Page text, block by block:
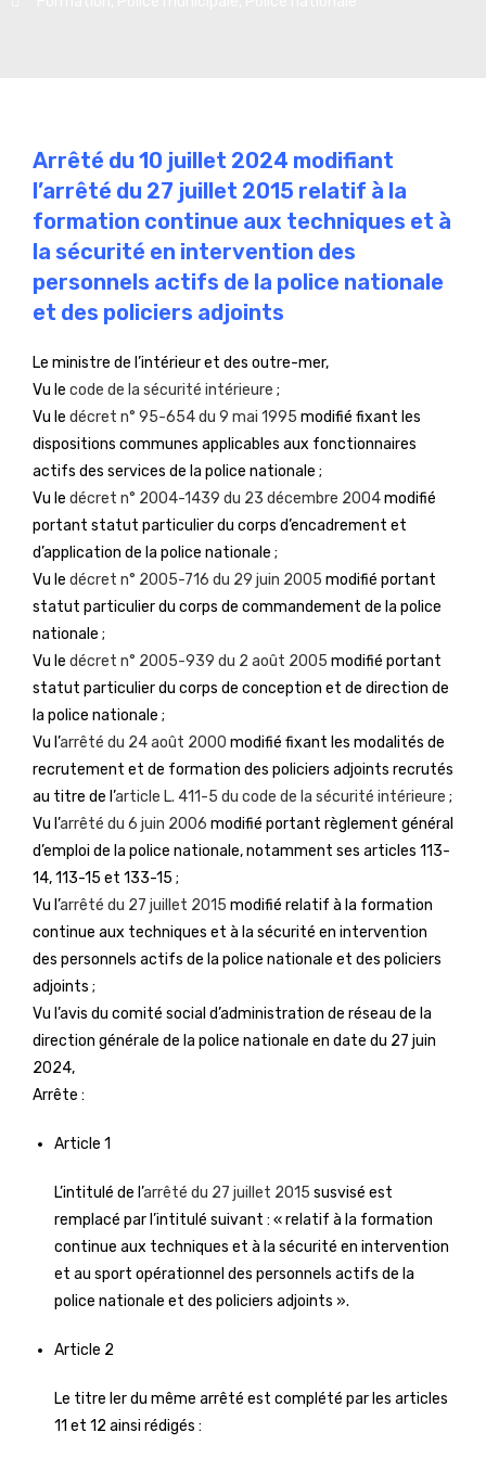
Arrêté du 10 juillet 2024 modifiant
l’arrêté du 27 juillet 2015 relatif à la
formation continue aux techniques et à
la sécurité en intervention des
personnels actifs de la police nationale
et des policiers adjoints
Le ministre de l’intérieur et des outre-mer,
Vu le code de la sécurité intérieure ;
Vu le décret n° 95-654 du 9 mai 1995 modifié fixant les
dispositions communes applicables aux fonctionnaires
actifs des services de la police nationale ;
Vu le décret n° 2004-1439 du 23 décembre 2004modifié
portant statut particulier du corps d’encadrement et
d’application de la police nationale ;
Vu le décret n° 2005-716 du 29 juin 2005 modifié portant
statut particulier du corps de commandement de la police
nationale ;
Vu le décret n° 2005-939 du 2 août 2005 modifié portant
statut particulier du corps de conception et de direction de
la police nationale ;
Vu l’arrêté du 24 août 2000 modifié fixant les modalités de
recrutement et de formation des policiers adjoints recrutés
au titre de l’article L. 411-5 du code de la sécurité intérieure ;
Vu l’arrêté du 6 juin 2006 modifié portant règlement général
d’emploi de la police nationale, notamment ses articles 113-
14, 113-15 et 133-15 ;
Vu l’arrêté du 27 juillet 2015 modifié relatif à la formation
continue aux techniques et à la sécurité en intervention
des personnels actifs de la police nationale et des policiers
adjoints ;
Vu l’avis du comité social d’administration de réseau de la
direction générale de la police nationale en date du 27 juin
2024,
Arrête :
Article 1
L’intitulé de l’arrêté du 27 juillet 2015 susvisé est
remplacé par l’intitulé suivant : « relatif à la formation
continue aux techniques et à la sécurité en intervention
et au sport opérationnel des personnels actifs de la
police nationale et des policiers adjoints ».
Article 2
Le titre Ier du même arrêté est complété par les articles
11 et 12 ainsi rédigés :